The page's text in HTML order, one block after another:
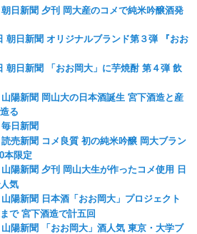
日新聞 夕刊 岡大産のコメで純米吟醸酒発
朝日新聞 オリジナルブランド第３弾 『おお
朝日新聞 「おお岡大」に芋焼酎 第４弾 飲
陽新聞 岡山大の日本酒誕生 宮下酒造と産
る
日新聞
売新聞 コメ良質 初の純米吟醸 岡大ブラン
本限定
陽新聞 夕刊 岡山大生が作ったコメ使用 日
気
陽新聞 日本酒「おお岡大」プロジェクト
で 宮下酒造で計五回
陽新聞 「おお岡大」酒人気 東京・大学ブ